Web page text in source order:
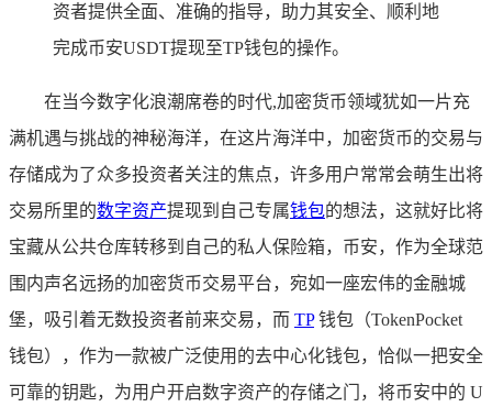
资者提供全面、准确的指导，助力其安全、顺利地
完成币安USDT提现至TP钱包的操作。
在当今数字化浪潮席卷的时代,加密货币领域犹如一片充
满机遇与挑战的神秘海洋，在这片海洋中，加密货币的交易与
存储成为了众多投资者关注的焦点，许多用户常常会萌生出将
交易所里的数字资产提现到自己专属钱包的想法，这就好比将
宝藏从公共仓库转移到自己的私人保险箱，币安，作为全球范
围内声名远扬的加密货币交易平台，宛如一座宏伟的金融城
堡，吸引着无数投资者前来交易，而 TP钱包（TokenPocket
钱包），作为一款被广泛使用的去中心化钱包，恰似一把安全
可靠的钥匙，为用户开启数字资产的存储之门，将币安中的 U